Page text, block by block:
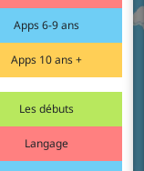
Apps 6-9 ans
Apps 10 ans +
Les débuts
Langage